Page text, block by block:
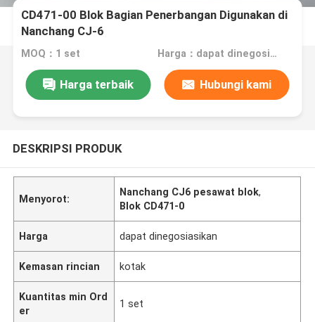
CD471-00 Blok Bagian Penerbangan Digunakan di
Nanchang CJ-6
MOQ：1 set Harga：dapat dinegosiasikan
Harga terbaik Hubungi kami
DESKRIPSI PRODUK
Menyorot:
Nanchang CJ6 pesawat blok,
Blok CD471-0
Harga dapat dinegosiasikan
Kemasan rincian kotak
Kuantitas min Ord
er
1 set